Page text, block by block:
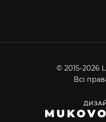
© 2015-2026
Всі